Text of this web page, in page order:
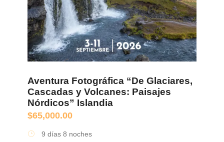
Aventura Fotográfica “De Glaciares,
Cascadas y Volcanes: Paisajes
Nórdicos” Islandia
$65,000.00
9 días 8 noches